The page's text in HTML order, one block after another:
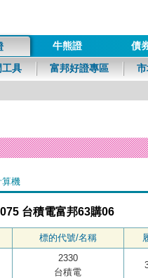
工具 富邦好證專區
牛熊證 債
機
台積電富邦63購06
標的代號/名稱
2330
台積電